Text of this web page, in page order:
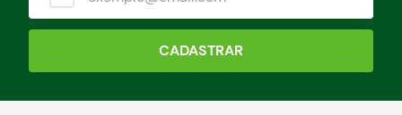
CADASTRAR